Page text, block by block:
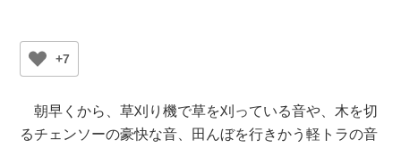
+7
朝早くから、草刈り機で草を刈っている音や、木を切
るチェンソーの豪快な音、田んぼを行きかう軽トラの音